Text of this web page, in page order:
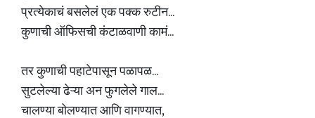
प्रत्येकाचं बसलेलं एक पक्क रुटीन...
कुणाची ऑफिसची कंटाळवाणी कामं...
तर कुणाची पहाटेपासून पळापळ...
सुटलेल्या ढेऱ्या अन फुगलेले गाल...
चालण्या बोलण्यात आणि वागण्यात,